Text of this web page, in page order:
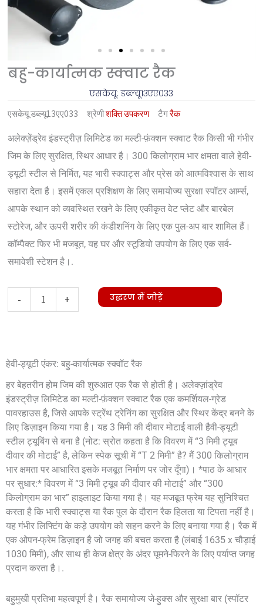
बहु-कार्यात्मक स्क्वाट रैक
एसकेयू: डब्ल्यू13एए033
एसकेयूडब्ल्यू13एए033 श्रेणीशक्ति उपकरण टैगरैक
अलेक्ज़ेंड्रेव इंडस्ट्रीज़ लिमिटेड का मल्टी-फ़ंक्शन स्क्वाट रैक किसी भी गंभीर
जिम के लिए सुरक्षित, स्थिर आधार है। 300 किलोग्राम भार क्षमता वाले हेवी-
ड्यूटी स्टील से निर्मित, यह भारी स्क्वाट्स और प्रेस को आत्मविश्वास के साथ
सहारा देता है। इसमें एकल प्रशिक्षण के लिए समायोज्य सुरक्षा स्पॉटर आर्म्स,
आपके स्थान को व्यवस्थित रखने के लिए एकीकृत वेट प्लेट और बारबेल
स्टोरेज, और ऊपरी शरीर की कंडीशनिंग के लिए एक पुल-अप बार शामिल हैं।
कॉम्पैक्ट फिर भी मजबूत, यह घर और स्टूडियो उपयोग के लिए एक सर्व-
समावेशी स्टेशन है।.
-
function
मात्रा
+ उद्धरण में जोड़ें
हेवी-ड्यूटी एंकर: बहु-कार्यात्मक स्क्वॉट रैक
हर बेहतरीन होम जिम की शुरुआत एक रैक से होती है। अलेक्ज़ांड्रेव
इंडस्ट्रीज़ लिमिटेड का मल्टी-फ़ंक्शन स्क्वाट रैक एक कमर्शियल-ग्रेड
पावरहाउस है, जिसे आपके स्ट्रेंथ ट्रेनिंग का सुरक्षित और स्थिर केंद्र बनने के
लिए डिज़ाइन किया गया है। यह 3 मिमी की दीवार मोटाई वाली हैवी-ड्यूटी
स्टील ट्यूबिंग से बना है (नोट: स्रोत कहता है कि विवरण में “3 मिमी ट्यूब
दीवार की मोटाई” है, लेकिन स्पेक सूची में “T 2 मिमी” है? मैं 300 किलोग्राम
भार क्षमता पर आधारित इसके मजबूत निर्माण पर जोर दूँगा)। *पाठ के आधार
पर सुधार:* विवरण में “3 मिमी ट्यूब की दीवार की मोटाई” और “300
किलोग्राम का भार” हाइलाइट किया गया है। यह मजबूत फ्रेम यह सुनिश्चित
करता है कि भारी स्क्वाट्स या रैक पुल के दौरान रैक हिलता या टिपता नहीं है।
यह गंभीर लिफ्टिंग के कड़े उपयोग को सहन करने के लिए बनाया गया है। रैक में
एक ओपन-फ्रेम डिज़ाइन है जो जगह की बचत करता है (लंबाई 1635 x चौड़ाई
1030 मिमी), और साथ ही केज क्षेत्र के अंदर घूमने-फिरने के लिए पर्याप्त जगह
प्रदान करता है।.
बहुमुखी प्रतिभा महत्वपूर्ण है। रैक समायोज्य जे-हुक्स और सुरक्षा बार (स्पॉटर